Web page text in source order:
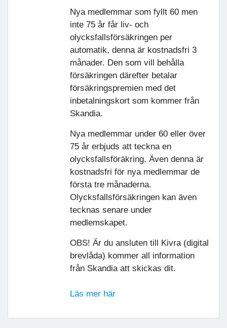
Nya medlemmar som fyllt 60 men
inte 75 år får liv- och
olycksfallsförsäkringen per
automatik, denna är kostnadsfri 3
månader. Den som vill behålla
försäkringen därefter betalar
försäkringspremien med det
inbetalningskort som kommer från
Skandia.
Nya medlemmar under 60 eller över
75 år erbjuds att teckna en
olycksfallsföräkring. Även denna är
kostnadsfri för nya medlemmar de
första tre månaderna.
Olycksfallsförsäkringen kan även
tecknas senare under
medlemskapet.
OBS! Är du ansluten till Kivra (digital
brevlåda) kommer all information
från Skandia att skickas dit.
Läs mer här